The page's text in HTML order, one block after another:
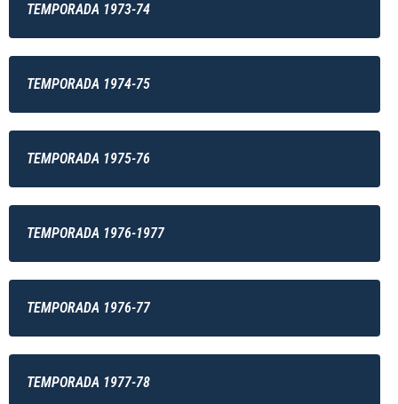
TEMPORADA 1973-74
TEMPORADA 1974-75
TEMPORADA 1975-76
TEMPORADA 1976-1977
TEMPORADA 1976-77
TEMPORADA 1977-78